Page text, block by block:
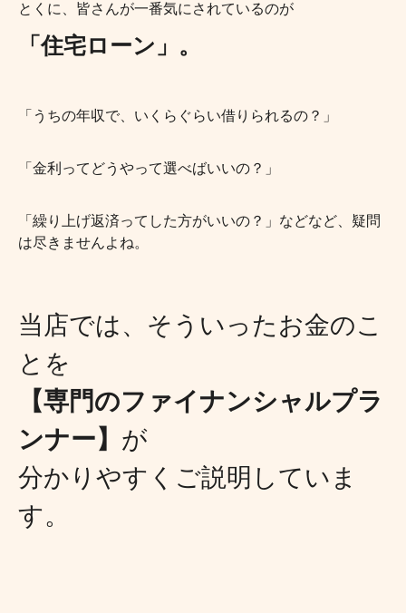
とくに、皆さんが一番気にされているのが
「住宅ローン」。
「うちの年収で、いくらぐらい借りられるの？」
「金利ってどうやって選べばいいの？」
「繰り上げ返済ってした方がいいの？」などなど、疑問
は尽きませんよね。
当店では、そういったお金のこ
とを
【専門のファイナンシャルプラ
ンナー】 が
分かりやすくご説明していま
す。